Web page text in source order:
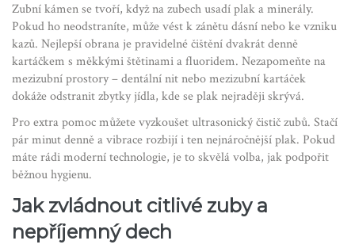
Zubní kámen se tvoří, když na zubech usadí plak a minerály.
Pokud ho neodstraníte, může vést k zánětu dásní nebo ke vzniku
kazů. Nejlepší obrana je pravidelné čištění dvakrát denně
kartáčkem s měkkými štětinami a fluoridem. Nezapomeňte na
mezizubní prostory – dentální nit nebo mezizubní kartáček
dokáže odstranit zbytky jídla, kde se plak nejraději skrývá.
Pro extra pomoc můžete vyzkoušet ultrasonický čistič zubů. Stačí
pár minut denně a vibrace rozbijí i ten nejnáročnější plak. Pokud
máte rádi moderní technologie, je to skvělá volba, jak podpořit
běžnou hygienu.
Jak zvládnout citlivé zuby a
nepříjemný dech